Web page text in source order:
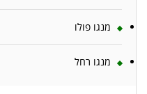
מנגו פולו
מנגו רחל